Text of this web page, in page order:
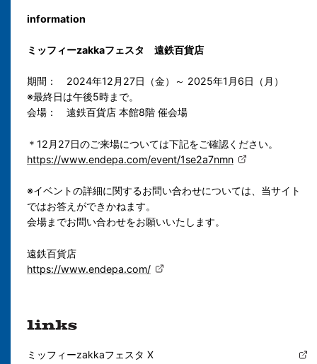
information
ミッフィーzakkaフェスタ 遠鉄百貨店
期間： 2024年12月27日（金）～ 2025年1月6日（月）
※最終日は午後5時まで。
会場： 遠鉄百貨店 本館8階 催会場
＊12月27日のご来場については下記をご確認ください。
https://www.endepa.com/event/1se2a7nmn
※イベントの詳細に関するお問い合わせについては、当サイト
ではお答えができかねます。
会場までお問い合わせをお願いいたします。
遠鉄百貨店
https://www.endepa.com/
ミッフィーzakkaフェスタ X